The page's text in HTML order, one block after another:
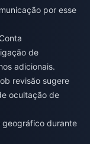
por esse
de
adicionais.
revisão sugere
ocultação de
geográfico durante